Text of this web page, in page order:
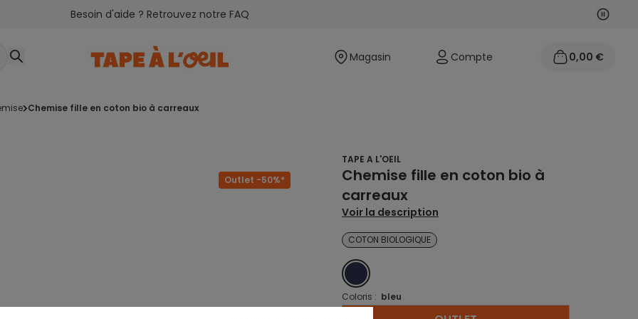
Besoin d'aide ? Retrouvez notre FAQ
Magasin Compte 0,00 €
chemise fille en coton bio à carreaux
Outlet -50%*
TAPE A L'OEIL
Chemise fille en coton bio à
carreaux
Voir la description
COTON BIOLOGIQUE
BLEU
Coloris : bleu